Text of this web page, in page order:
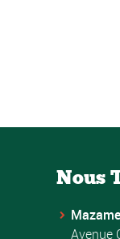
Nous
Avenue